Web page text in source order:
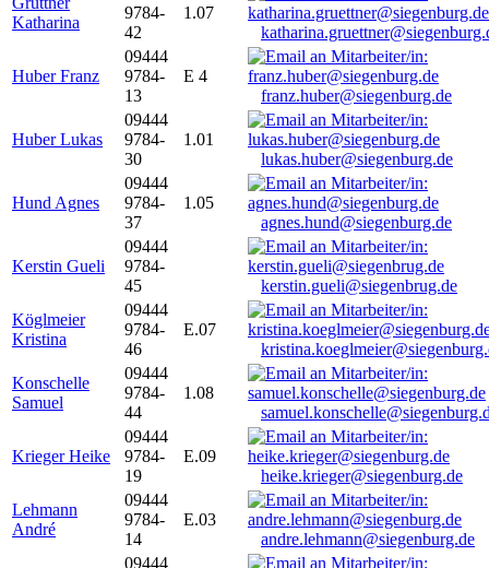
Katharina
9784-
42
1.07
Huber Franz
09444
9784-
13
E 4
franz.huber@siegenburg.de
Huber Lukas
09444
9784-
30
1.01
lukas.huber@siegenburg.de
Hund Agnes
09444
9784-
37
1.05
agnes.hund@siegenburg.de
Kerstin Gueli
09444
9784-
45
kerstin.gueli@siegenbrug.de
Köglmeier
Kristina
09444
9784-
46
E.07
Konschelle
Samuel
09444
9784-
44
1.08
Krieger Heike
09444
9784-
19
E.09
heike.krieger@siegenburg.de
Lehmann
André
09444
9784-
14
E.03
andre.lehmann@siegenburg.de
09444